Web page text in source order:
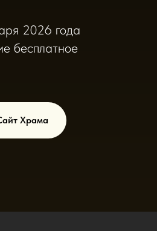
2026 года
бесплатное
Храма